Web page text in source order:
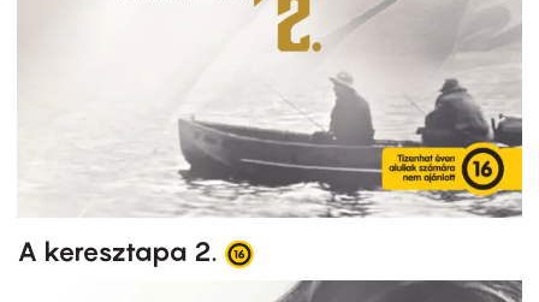
A keresztapa 2.